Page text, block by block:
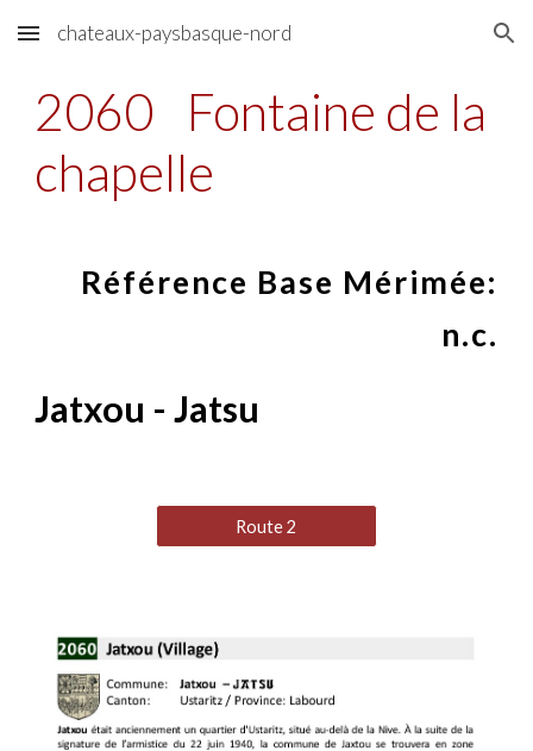
Skip to main content Skip to navigation
chateaux-paysbasque-nord
2060
Fontaine de la
chapelle
Référence Base Mérimée:
n.c.
Jatxou - Jatsu
Route 2